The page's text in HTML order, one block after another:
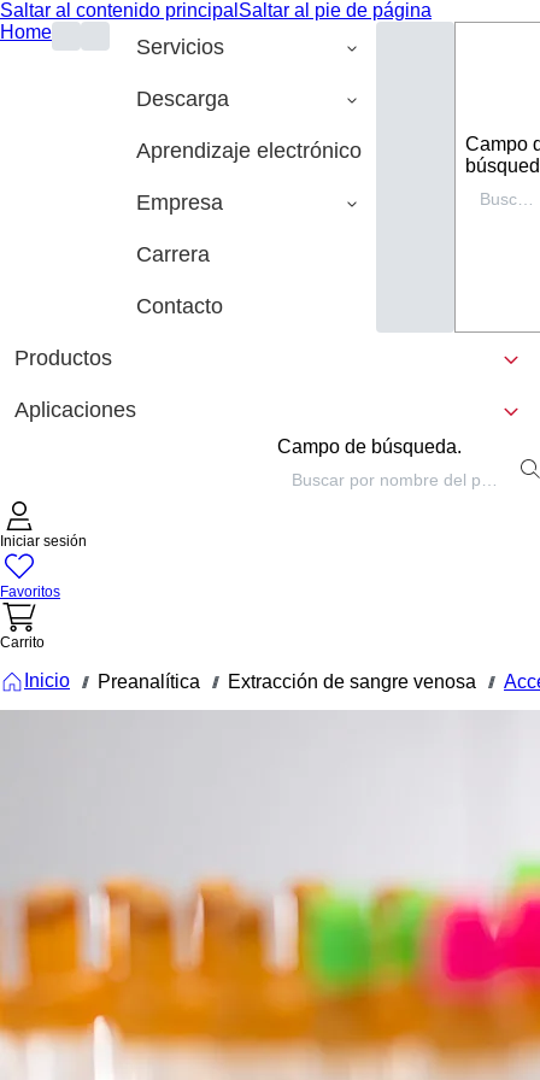
Saltar al contenido principal Saltar al pie de página
Home
Servicios
Descarga
Aprendizaje electrónico
Empresa
Carrera
Contacto
Campo
Productos
Aplicaciones
Campo de búsqueda.
Iniciar sesión
Favoritos
Carrito
Inicio /// Preanalítica /// Extracción de sangre venosa ///